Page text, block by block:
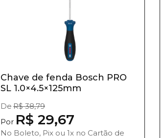
Chave de fenda Bosch PRO
SL 1.0×4.5×125mm
De R$ 38,79
Por R$ 29,67
No Boleto, Pix ou 1x no Cartão de